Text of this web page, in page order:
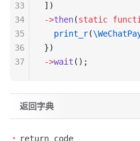
])
->then(static
  print_r
(
})
->wait ();
33
34
35
36
37
返回字典
return_code